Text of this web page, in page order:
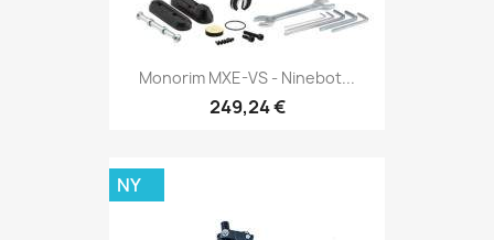
Monorim MXE-VS - Ninebot...
249,24 €
NY